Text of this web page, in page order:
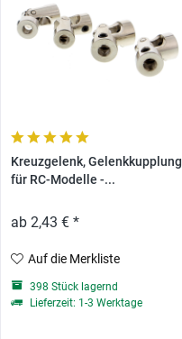
Kreuzgelenk, Gelenkkupplung
für RC-Modelle -...
ab 2,43 € *
Auf die Merkliste
398 Stück lagernd
Lieferzeit: 1-3 Werktage